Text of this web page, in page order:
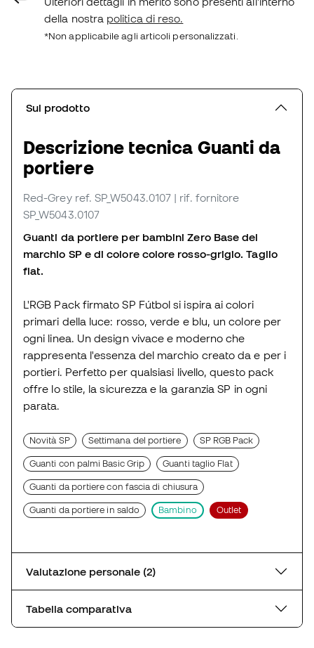
della nostra politica di reso.
*Non applicabile agli articoli personalizzati.
Sul prodotto
Descrizione tecnica Guanti da
portiere
Red-Grey ref. SP_W5043.0107 | rif. fornitore
SP_W5043.0107
Guanti da portiere per bambini Zero Base del
marchio SP e di colore colore rosso-grigio. Taglio
flat.
L'RGB Pack firmato SP Fútbol si ispira ai colori
primari della luce: rosso, verde e blu, un colore per
ogni linea. Un design vivace e moderno che
rappresenta l'essenza del marchio creato da e per i
portieri. Perfetto per qualsiasi livello, questo pack
offre lo stile, la sicurezza e la garanzia SP in ogni
parata.
Novità SP Settimana del portiere SP RGB Pack
Guanti con palmi Basic Grip Guanti taglio Flat
Guanti da portiere con fascia di chiusura
Guanti da portiere in saldo Bambino Outlet
Valutazione personale (2)
Tabella comparativa